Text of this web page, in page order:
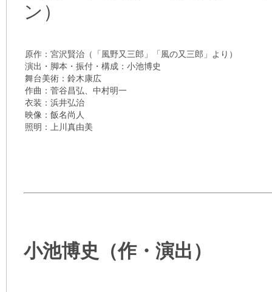
ン）
原作：宮沢賢治（「風野又三郎」「風の又三郎」より）
演出・脚本・振付・構成：小池博史
舞台美術：鈴木康広
作曲：菅谷昌弘、中村明一
衣装：浜井弘治
映像：飯名尚人
照明：上川真由美
小池博史（作・演出）